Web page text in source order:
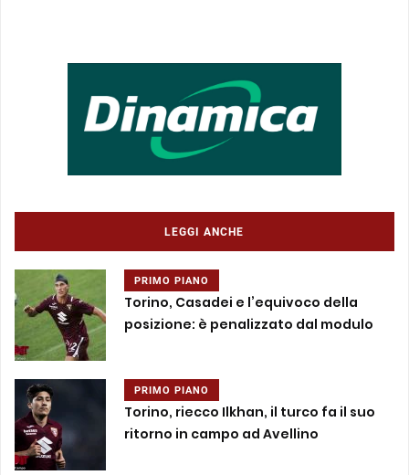
LEGGI ANCHE
PRIMO PIANO
Torino, Casadei e l’equivoco della
posizione: è penalizzato dal modulo
PRIMO PIANO
Torino, riecco Ilkhan, il turco fa il suo
ritorno in campo ad Avellino